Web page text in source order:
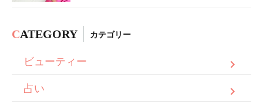
CATEGORY カテゴリー
ビューティー
占い